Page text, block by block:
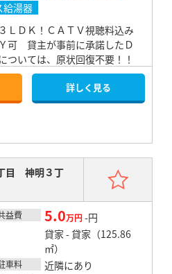
給湯器
ＬＤＫ！ＣＡＴＶ視聴料込み
可 貸主が事前に承諾したＤ
ついては、原状回復不要！！
詳しく見る
目 神明３丁
賃料 5.0万円
益費
-円
貸家 - 貸家（125.86
㎡）
車料 近隣にあり